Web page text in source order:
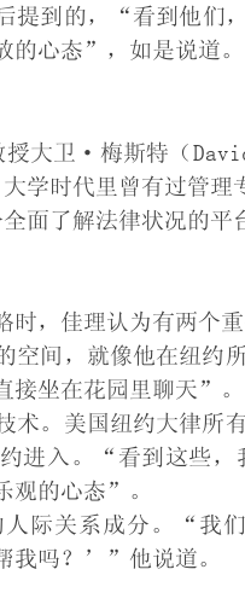
提到的，“看到他
的心态”，如是说道。
授大卫·梅斯特（
学时代里曾有过管理
面了解法律状况的
时，佳理认为有两个
空间，就像他在纽
接坐在花园里聊天”。
术。美国纽约大律所
进入。“看到这些
观的心态”。
际关系成分。“我
我吗？’”他说道。